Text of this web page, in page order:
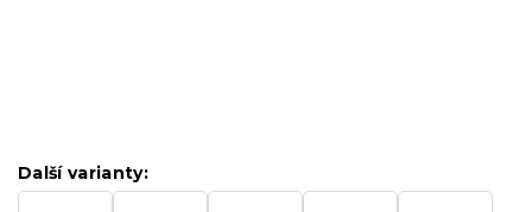
Další varianty: